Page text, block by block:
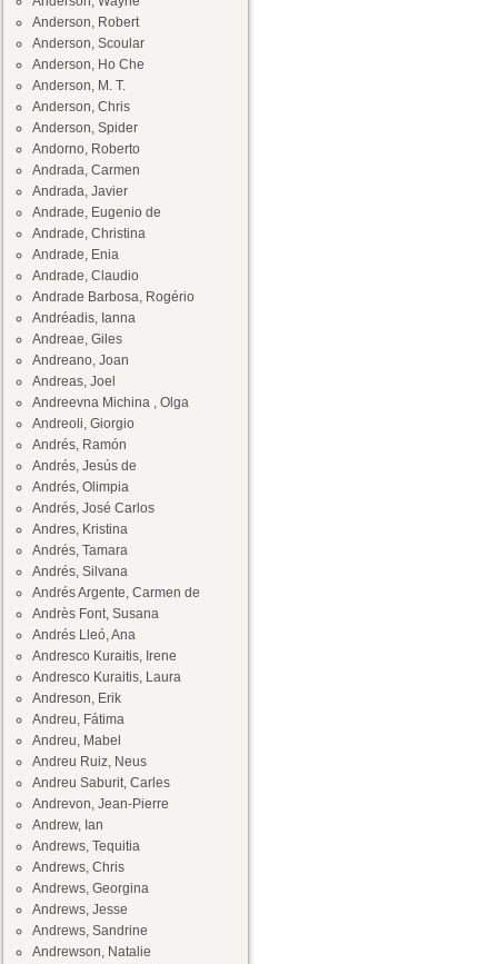
Anderson, Robert
Anderson, Scoular
Anderson, Ho Che
Anderson, M. T.
Anderson, Chris
Anderson, Spider
Andorno, Roberto
Andrada, Carmen
Andrada, Javier
Andrade, Eugenio de
Andrade, Christina
Andrade, Enia
Andrade, Claudio
Andrade Barbosa, Rogério
Andréadis, Ianna
Andreae, Giles
Andreano, Joan
Andreas, Joel
Andreevna Michina , Olga
Andreoli, Giorgio
Andrés, Ramón
Andrés, Jesús de
Andrés, Olimpia
Andrés, José Carlos
Andres, Kristina
Andrés, Tamara
Andrés, Silvana
Andrés Argente, Carmen de
Andrès Font, Susana
Andrés Lleó, Ana
Andresco Kuraitis, Irene
Andresco Kuraitis, Laura
Andreson, Erik
Andreu, Fátima
Andreu, Mabel
Andreu Ruiz, Neus
Andreu Saburit, Carles
Andrevon, Jean-Pierre
Andrew, Ian
Andrews, Tequitia
Andrews, Chris
Andrews, Georgina
Andrews, Jesse
Andrews, Sandrine
Andrewson, Natalie